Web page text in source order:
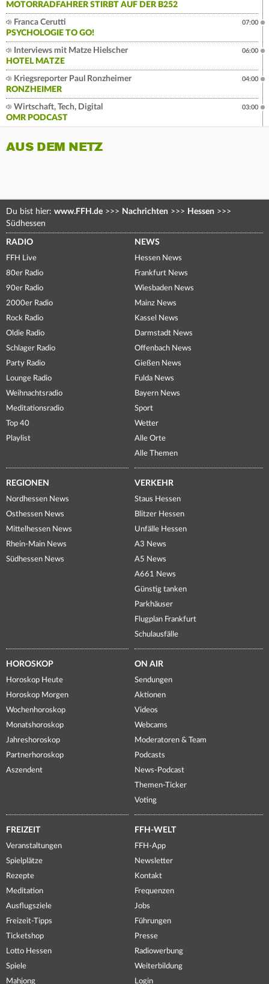
MOTORRADFAHRER STIRBT AUF DER B252
Franca Cerutti
PSYCHOLOGIE TO GO!
07:00
Interviews mit Matze Hielscher
HOTEL MATZE
06:00
Kriegsreporter Paul Ronzheimer
RONZHEIMER
04:00
Wirtschaft, Tech, Digital
OMR PODCAST
03:00
AUS DEM NETZ
Du bist hier: www.FFH.de >>> Nachrichten >>> Hessen >>>
Südhessen
RADIO
FFH Live
80er Radio
90er Radio
2000er Radio
Rock Radio
Oldie Radio
Schlager Radio
Party Radio
Lounge Radio
Weihnachtsradio
Meditationsradio
Top 40
Playlist
NEWS
Hessen News
Frankfurt News
Wiesbaden News
Mainz News
Kassel News
Darmstadt News
Offenbach News
Gießen News
Fulda News
Bayern News
Sport
Wetter
Alle Orte
Alle Themen
REGIONEN
Nordhessen News
Osthessen News
Mittelhessen News
Rhein-Main News
Südhessen News
VERKEHR
Staus Hessen
Blitzer Hessen
Unfälle Hessen
A3 News
A5 News
A661 News
Günstig tanken
Parkhäuser
Flugplan Frankfurt
Schulausfälle
HOROSKOP
Horoskop Heute
Horoskop Morgen
Wochenhoroskop
Monatshoroskop
Jahreshoroskop
Partnerhoroskop
Aszendent
ON AIR
Sendungen
Aktionen
Videos
Webcams
Moderatoren & Team
Podcasts
News-Podcast
Themen-Ticker
Voting
FREIZEIT
Veranstaltungen
Spielplätze
Rezepte
Meditation
Ausflugsziele
Freizeit-Tipps
Ticketshop
Lotto Hessen
Spiele
Mahjong
FFH-WELT
FFH-App
Newsletter
Kontakt
Frequenzen
Jobs
Führungen
Presse
Radiowerbung
Weiterbildung
Login